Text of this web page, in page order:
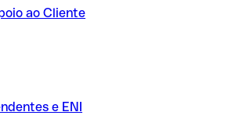
ao Cliente
e ENI